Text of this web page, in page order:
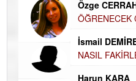
Özge CERRAH
ÖĞRENECEK ÇOK ŞEY
İsmail DEMİREL
NASIL FAKİRLEŞTİK?